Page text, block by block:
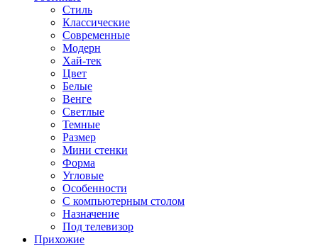
Стиль
Классические
Современные
Модерн
Хай-тек
Цвет
Белые
Венге
Светлые
Темные
Размер
Мини стенки
Форма
Угловые
Особенности
С компьютерным столом
Назначение
Под телевизор
Прихожие